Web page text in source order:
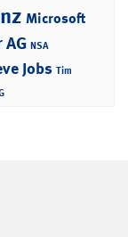
Microsoft
NSA
Jobs Tim